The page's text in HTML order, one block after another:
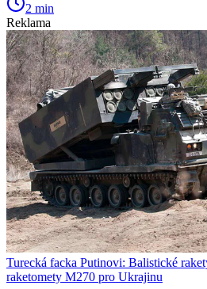
2 min
Reklama
Turecká facka Putinovi: Balistické
raketomety M270 pro Ukrajinu